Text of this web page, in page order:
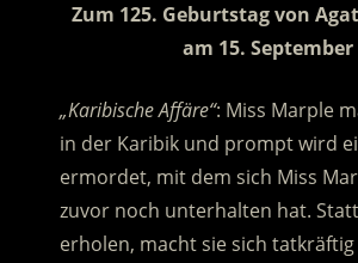
Zum 125. Geburtstag von
am 15. September
„Karibische Affäre“: Miss Marple
in der Karibik und prompt wird
ermordet, mit dem sich Miss
zuvor noch unterhalten hat.
erholen, macht sie sich tatkräftig